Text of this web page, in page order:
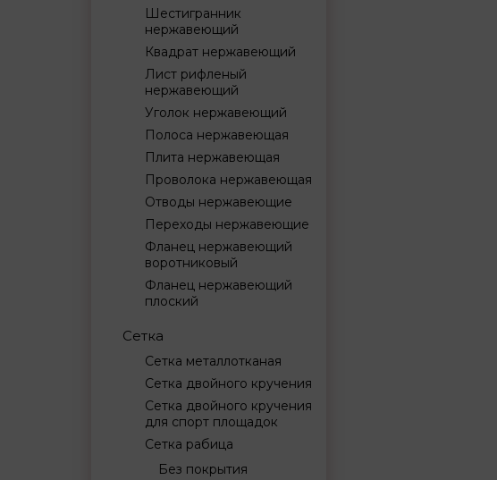
Шестигранник
нержавеющий
Квадрат нержавеющий
Лист рифленый
нержавеющий
Уголок нержавеющий
Полоса нержавеющая
Плита нержавеющая
Проволока нержавеющая
Отводы нержавеющие
Переходы нержавеющие
Фланец нержавеющий
воротниковый
Фланец нержавеющий
плоский
Сетка
Сетка металлотканая
Сетка двойного кручения
Сетка двойного кручения
для спорт площадок
Сетка рабица
Без покрытия